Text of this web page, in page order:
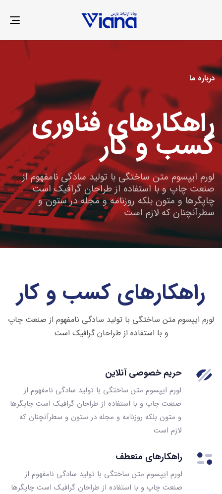
درباره ما
راهکارهای فناوری
کسب و کار
لورم ایپسوم متن ساختگی با تولید سادگی نامفهوم از
صنعت چاپ و با استفاده از طراحان گرافیک است
چاپگرها و متون بلکه روزنامه و مجله در ستون و
سطرآنچنان که لازم است
راهکارهای کسب و کار
لورم ایپسوم متن ساختگی با تولید سادگی نامفهوم از صنعت چاپ
و با استفاده از طراحان گرافیک است
حریم خصوصی آنلاین
لورم ایپسوم متن ساختگی با تولید سادگی نامفهوم از
صنعت چاپ و با استفاده از طراحان گرافیک است چاپگرها
و متون بلکه روزنامه و مجله در ستون و سطرآنچنان که
لازم است
راهکارهای منعطف
لورم ایپسوم متن ساختگی با تولید سادگی نامفهوم از
صنعت چاپ و با استفاده از طراحان گرافیک است چاپگرها